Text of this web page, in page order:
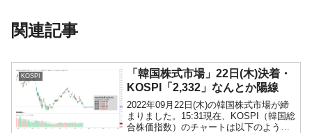
関連記事
KOSPI
「韓国株式市場」22日(木)決着・
KOSPI「2,332」なんとか陽線
2022年09月22日(木)の韓国株式市場が締
まりました。15:31現在、KOSPI（韓国総
合株価指数）のチャートは以下のように